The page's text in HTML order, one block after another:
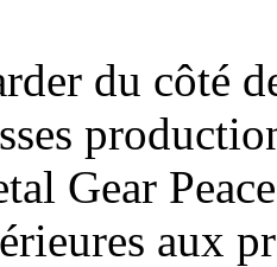
du côté
Gear
aux